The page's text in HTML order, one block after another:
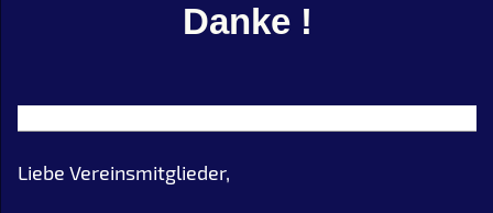
Danke !
Liebe Vereinsmitglieder,